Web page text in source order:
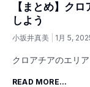
【まとめ】ク
しよう
小坂井真美 1月 5,
クロアチアのエリ
READ MORE...